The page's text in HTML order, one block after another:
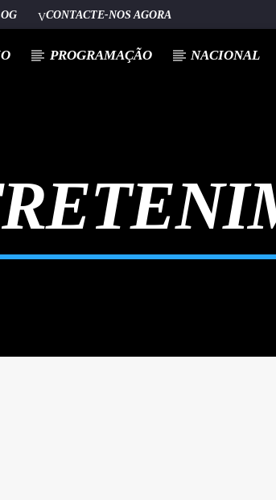
CONTACTE-NOS AGORA
PROGRAMAÇÃO NACIONAL